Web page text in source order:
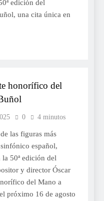
edición del
una cita única en
honorífico del
0 4 minutos
las figuras más
español,
50ª edición del
y director Óscar
del Mano a
próximo 16 de agosto